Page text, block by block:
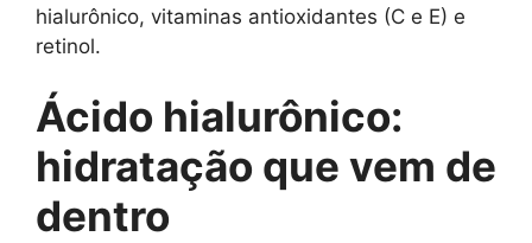
hialurônico, vitaminas antioxidantes (C e E) e
retinol.
Ácido hialurônico:
hidratação que vem de
dentro